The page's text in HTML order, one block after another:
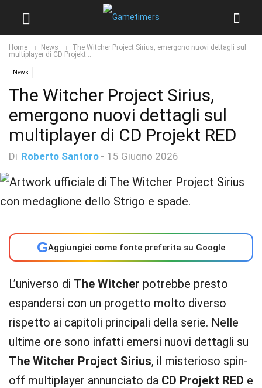
Home News
The Witcher Project Sirius, emergono nuovi dettagli sul
multiplayer di CD Projekt...
News
The Witcher Project Sirius,
emergono nuovi dettagli sul
multiplayer di CD Projekt RED
Di Roberto Santoro - 15 Giugno 2026
GAggiungici come fonte preferita su Google
L’universo di The Witcher potrebbe presto
espandersi con un progetto molto diverso
rispetto ai capitoli principali della serie. Nelle
ultime ore sono infatti emersi nuovi dettagli su
The Witcher Project Sirius, il misterioso spin-
off multiplayer annunciato da CD Projekt RED e